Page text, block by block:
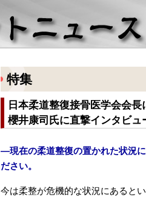
特集
日本柔道整復接骨医学会会長
櫻井康司氏に直撃インタビュ
―現在の柔道整復の置かれた状況
ださい。
今は柔整が危機的な状況にあると